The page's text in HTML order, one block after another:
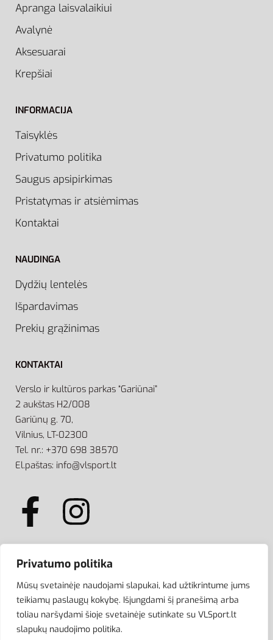
Privatumo politika
Mūsų svetainėje naudojami slapukai, kad užtikrintume jums
teikiamų paslaugų kokybę. Išjungdami šį pranešimą arba
toliau naršydami šioje svetainėje sutinkate su VLSport.lt
slapukų naudojimo politika.
Apranga laisvalaikiui
Avalynė
Aksesuarai
Krepšiai
INFORMACIJA
Taisyklės
Privatumo politika
Saugus apsipirkimas
Pristatymas ir atsiėmimas
Kontaktai
NAUDINGA
Dydžių lentelės
Išpardavimas
Prekių grąžinimas
KONTAKTAI
Verslo ir kultūros parkas “Gariūnai”
2 aukštas H2/008
Gariūnų g. 70,
Vilnius, LT-02300
Tel. nr.: +370 698 38570
El.paštas: info@vlsport.lt
ATSISKAITYMAS